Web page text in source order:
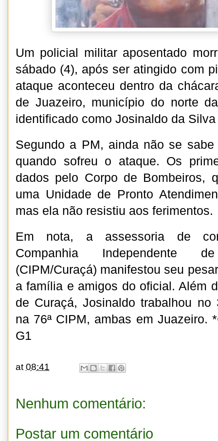
Um policial militar aposentado
sábado (4), após ser atingido com
ataque aconteceu dentro da
de Juazeiro, município do norte
identificado como Josinaldo da
Segundo a PM, ainda não se
quando sofreu o ataque. Os
dados pelo Corpo de Bombeiros,
uma Unidade de Pronto
mas ela não resistiu aos ferimentos.
Em nota, a assessoria de
Companhia Independente
(CIPM/Curaçá) manifestou seu
a família e amigos do oficial. Além
de Curaçá, Josinaldo trabalhou no
na 76ª CIPM, ambas em Juazeiro.
G1
at08:41
Nenhum comentário:
Postar um comentário